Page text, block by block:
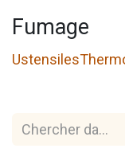
Fumage
Ustensiles